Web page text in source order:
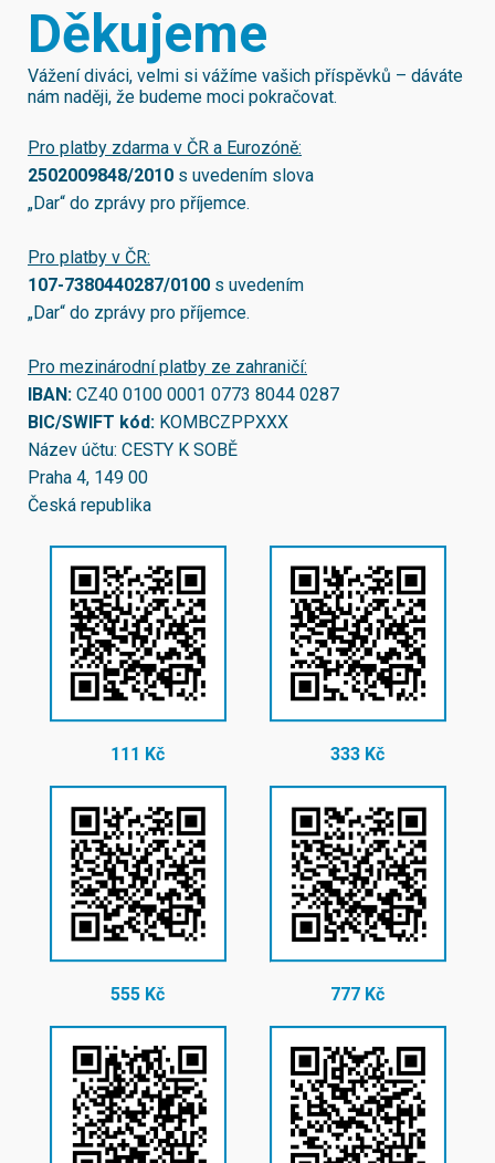
Děkujeme
Vážení diváci, velmi si vážíme vašich příspěvků – dáváte
nám naději, že budeme moci pokračovat.
Pro platby zdarma v ČR a Eurozóně:
2502009848/2010 s uvedením slova
„Dar“ do zprávy pro příjemce.
Pro platby v ČR:
107-7380440287/0100 s uvedením
„Dar“ do zprávy pro příjemce.
Pro mezinárodní platby ze zahraničí:
IBAN: CZ40 0100 0001 0773 8044 0287
BIC/SWIFT kód: KOMBCZPPXXX
Název účtu: CESTY K SOBĚ
Praha 4, 149 00
Česká republika
111 Kč 333 Kč
555 Kč 777 Kč